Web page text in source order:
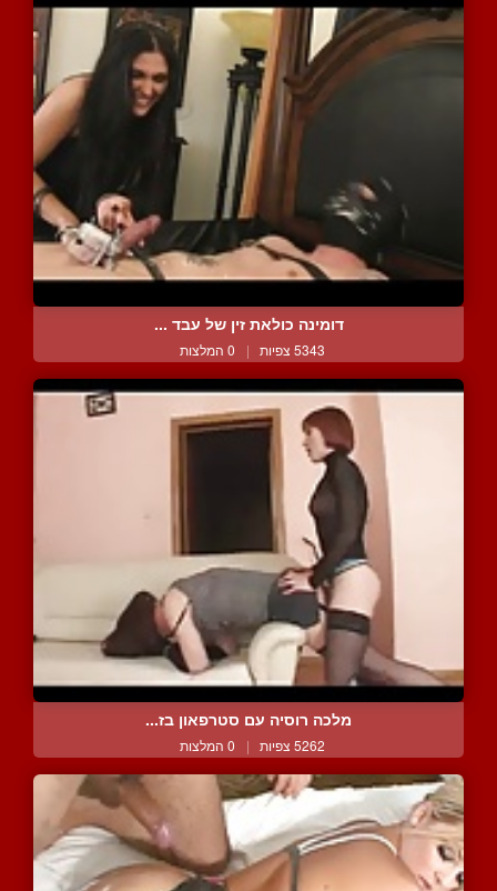
דומינה כולאת זין של עבד ...
5343 צפיות | 0 המלצות
מלכה רוסיה עם סטרפאון בז...
5262 צפיות | 0 המלצות